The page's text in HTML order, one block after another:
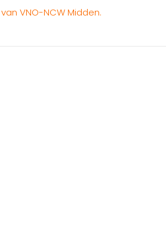
VNO-NCW Midden.